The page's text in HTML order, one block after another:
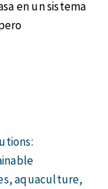
en un sistema
aquaculture,